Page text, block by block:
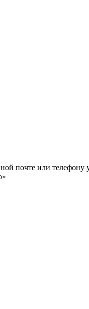
почте или телефону